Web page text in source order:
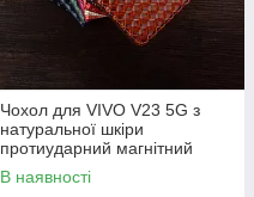
Чохол для VIVO V23 5G з
натуральної шкіри
протиударний магнітний
книжка з підставкою
"VENETTA"
В наявності